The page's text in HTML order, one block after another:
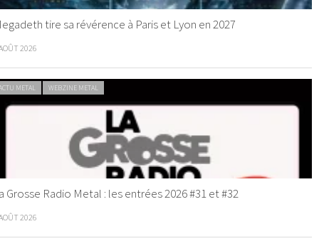
tire sa révérence à Paris et Lyon en 2027
2026
METAL WEBZINE METAL
Grosse Radio Metal : les entrées 2026 #31 et #32
2026